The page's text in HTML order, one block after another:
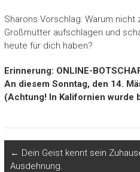
Sharons Vorschlag: Warum
Großmütter aufschlagen und
heute für dich haben?
Erinnerung: ONLINE-
An diesem Sonntag, den 14.
(Achtung! In Kalifornien wurde
← Dein Geist kennt sein
Ausdehnung.